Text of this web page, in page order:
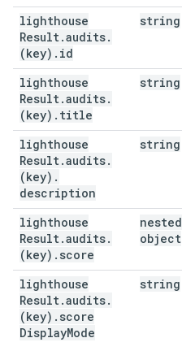
lighthouse
Result.audits.
(key) . id
string
lighthouse
Result.audits.
(key) . title
string
lighthouse
Result.audits.
(key) .
description
string
lighthouse
Result.audits.
(key) . score
nested
object
lighthouse
Result.audits.
(key) . score
DisplayMode
string